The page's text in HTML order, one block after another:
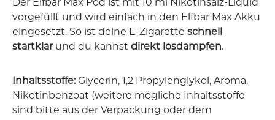
vorgefüllt und wird einfach in den Elfbar Max Akku
eingesetzt. So ist deine E-Zigarette schnell
startklarund du kannst direkt losdampfen.
Inhaltsstoffe: Glycerin, 1,2 Propylenglykol, Aroma,
Nikotinbenzoat (weitere mögliche Inhaltsstoffe
sind bitte aus der Verpackung oder dem